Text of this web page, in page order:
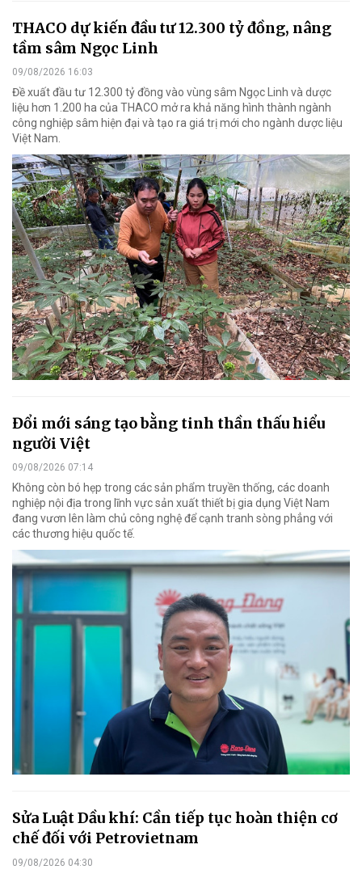
THACO dự kiến đầu tư 12.300 tỷ đồng, nâng
tầm sâm Ngọc Linh
09/08/2026 16:03
Đề xuất đầu tư 12.300 tỷ đồng vào vùng sâm Ngọc Linh và dược
liệu hơn 1.200 ha của THACO mở ra khả năng hình thành ngành
công nghiệp sâm hiện đại và tạo ra giá trị mới cho ngành dược liệu
Việt Nam.
Đổi mới sáng tạo bằng tinh thần thấu hiểu
người Việt
09/08/2026 07:14
Không còn bó hẹp trong các sản phẩm truyền thống, các doanh
nghiệp nội địa trong lĩnh vực sản xuất thiết bị gia dụng Việt Nam
đang vươn lên làm chủ công nghệ để cạnh tranh sòng phẳng với
các thương hiệu quốc tế.
Sửa Luật Dầu khí: Cần tiếp tục hoàn thiện cơ
chế đối với Petrovietnam
09/08/2026 04:30